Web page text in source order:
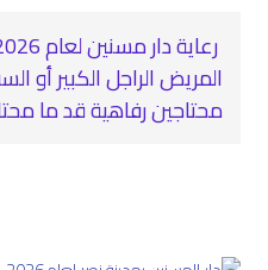
المريض الراجل الكبير
محتاجين رفاهية قد ما